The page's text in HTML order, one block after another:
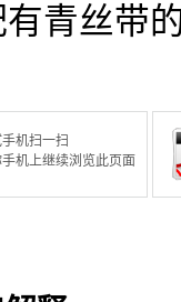
青丝带
机扫一扫
机上继续浏览此页面